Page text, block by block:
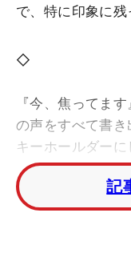
で、特に印象に残
◇
『今、焦ってま
の声をすべて書
キーホールダー
ながら、「娘が
て、頑張りました
れが22歳・神谷
記